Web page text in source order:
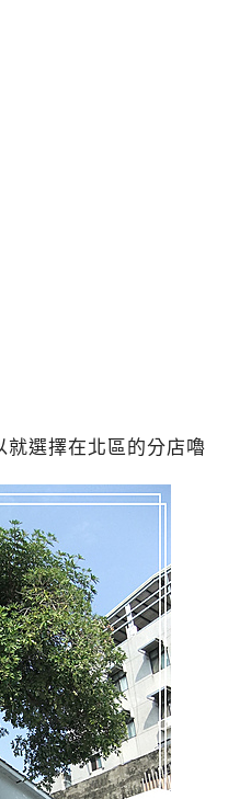
就選擇在北區的分店嚕